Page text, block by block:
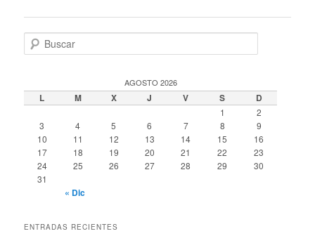
entradas
u
a
r
AGOSTO 2026
L M X J V S D
1
2
3
4 5 6 7 8
9
10
11 12 13 14 15
16
17
18 19 20 21 22
23
24
25 26 27 28 29
30
31
« Dic
ENTRADAS RECIENTES